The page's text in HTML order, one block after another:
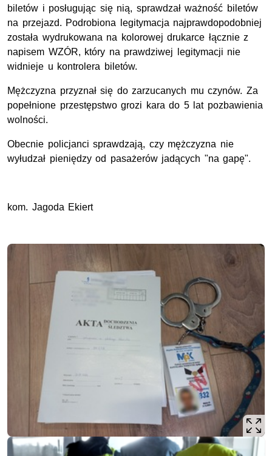
biletów i posługując się nią, sprawdzał ważność biletów
na przejazd. Podrobiona legitymacja najprawdopodobniej
została wydrukowana na kolorowej drukarce łącznie z
napisem WZÓR, który na prawdziwej legitymacji nie
widnieje u kontrolera biletów.
Mężczyzna przyznał się do zarzucanych mu czynów. Za
popełnione przestępstwo grozi kara do 5 lat pozbawienia
wolności.
Obecnie policjanci sprawdzają, czy mężczyzna nie
wyłudzał pieniędzy od pasażerów jadących "na gapę".
kom. Jagoda Ekiert